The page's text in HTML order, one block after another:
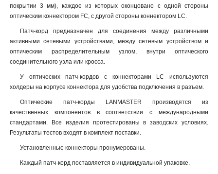
покрытии 3 мм), каждое из которых оконцовано с одной стороны
оптическим коннектором FC, с другой стороны коннектором LC.
Патч-корд предназначен для соединения между различными
активными сетевыми устройствами, между сетевым устройством и
оптическим распределительным узлом, внутри оптического
соединительного узла или кросса.
У оптических патч-кордов с коннекторами LC используются
холдеры на корпусе коннектора для удобства подключения в разъем.
Оптические патч-корды LANMASTER производятся из
качественных компонентов в соответствии с международными
стандартами. Все изделия протестированы в заводских условиях.
Результаты тестов входят в комплект поставки.
Установленные коннекторы пронумерованы.
Каждый патч-корд поставляется в индивидуальной упаковке.